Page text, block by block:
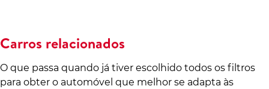
Carros relacionados
O que passa quando já tiver escolhido todos os filtros
para obter o automóvel que melhor se adapta às